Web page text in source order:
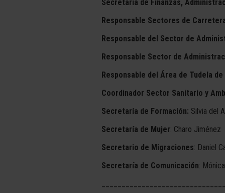
Secretaría de Finanzas,
Responsable Sectores de
Responsable del Sector de
Responsable Sector de
Responsable del Área de Tudela de
Coordinador Sector Sanitario y
Secretaría de Formación: Silvia del
Secretaría de Mujer: Charo Jiménez
Secretario de Migraciones: Daniel
Secretaría de Comunicación: